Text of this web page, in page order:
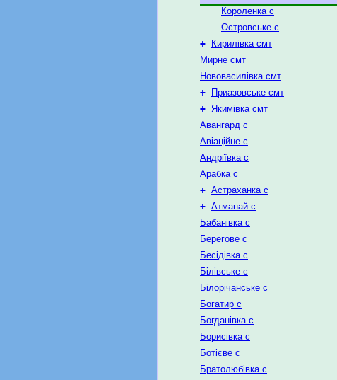
Короленка с
Островське с
+
Кирилівка смт
Мирне смт
Нововасилівка смт
+
Приазовське смт
+ Якимівка смт
Авангард с
Авіаційне с
Андріївка с
Арабка с
+ Астраханка с
+ Атманай с
Бабанівка с
Берегове с
Бесідівка с
Білівське с
Білорічанське с
Богатир с
Богданівка с
Борисівка с
Ботієве с
Братолюбівка с